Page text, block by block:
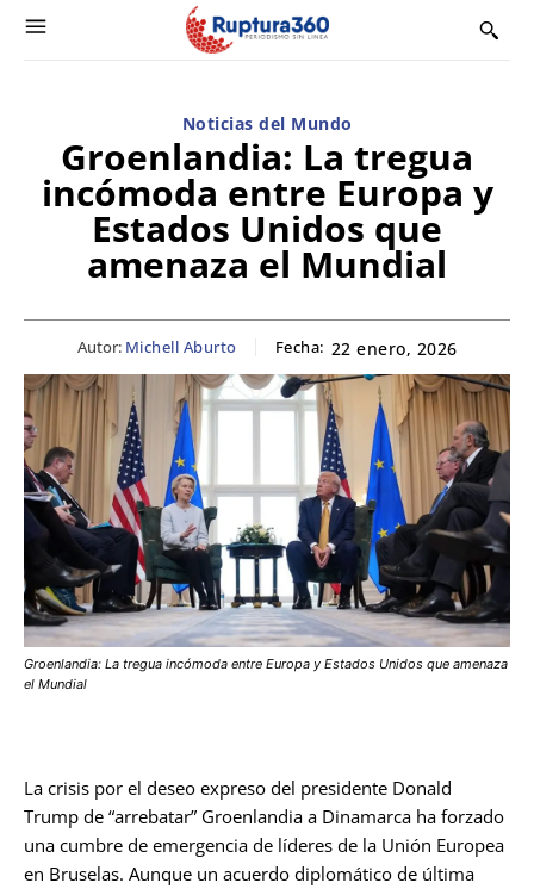
Noticias del Mundo
Groenlandia: La tregua
incómoda entre Europa y
Estados Unidos que
amenaza el Mundial
Autor: Michell Aburto Fecha: 22 enero, 2026
Groenlandia: La tregua incómoda entre Europa y Estados Unidos que amenaza
el Mundial
La crisis por el deseo expreso del presidente Donald
Trump de “arrebatar” Groenlandia a Dinamarca ha forzado
una cumbre de emergencia de líderes de la Unión Europea
en Bruselas. Aunque un acuerdo diplomático de última